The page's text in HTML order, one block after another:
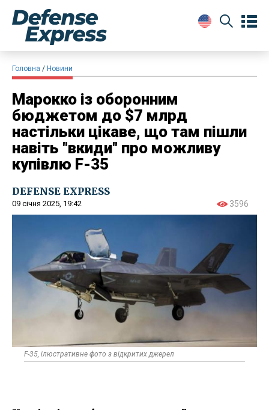
Головна Новини
Марокко із оборонним
бюджетом до $7 млрд
настільки цікаве, що там пішли
навіть "вкиди" про можливу
купівлю F-35
DEFENSE EXPRESS
09 січня 2025, 19:42 3596
F-35, ілюстративне фото з відкритих джерел